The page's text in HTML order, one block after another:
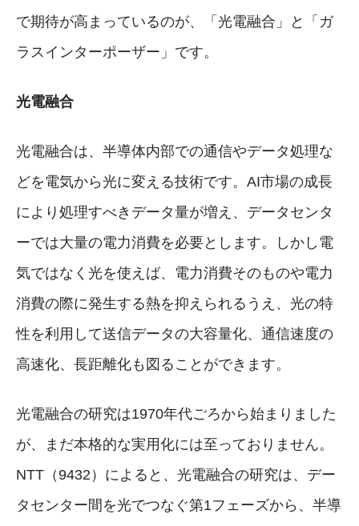
で期待が高まっているのが、「光電融合」と「ガ
ラスインターポーザー」です。
光電融合
光電融合は、半導体内部での通信やデータ処理な
どを電気から光に変える技術です。AI市場の成長
により処理すべきデータ量が増え、データセンタ
ーでは大量の電力消費を必要とします。しかし電
気ではなく光を使えば、電力消費そのものや電力
消費の際に発生する熱を抑えられるうえ、光の特
性を利用して送信データの大容量化、通信速度の
高速化、長距離化も図ることができます。
光電融合の研究は1970年代ごろから始まりました
が、まだ本格的な実用化には至っておりません。
NTT（9432）によると、光電融合の研究は、デー
タセンター間を光でつなぐ第1フェーズから、半導